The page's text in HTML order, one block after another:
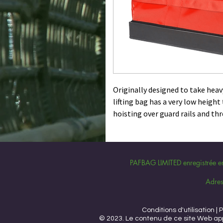
Originally designed to take
lifting bag has a very low
hoisting over guard rails and
CE marked with EC
Dimensions - 750mm x
Double Velcro styleclosure
Two Removable Wall
Thick Internal Stiffening
PafBag Ring-Sling System
PAFBAG LIMITED
Conditions d'utilisation |
© 2023. Le contenu de ce site Web